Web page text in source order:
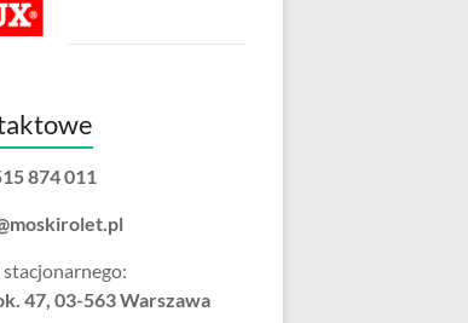
874 011
47, 03-563 Warszawa